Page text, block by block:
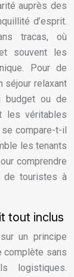
auprès des
d’esprit.
tracas, où
souvent les
Pour de
séjour relaxant
budget ou de
les véritables
compare-t-il
les tenants
comprendre
de touristes à
tout inclus
un principe
complète sans
logistiques.